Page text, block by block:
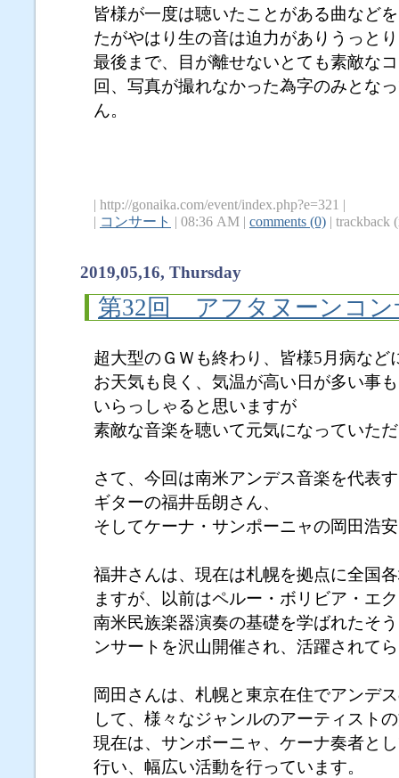
皆様が一度は聴いたことがある曲など
たがやはり生の音は迫力がありうっと
最後まで、目が離せないとても素敵な
回、写真が撮れなかった為字のみとな
ん。
| http://gonaika.com/event/index.php?e=321 |
| コンサート | 08:36 AM | comments (0) | trackback
2019,05,16, Thursday
第32回 アフタヌーンコン
超大型のＧＷも終わり、皆様5月病な
お天気も良く、気温が高い日が多い事
いらっしゃると思いますが
素敵な音楽を聴いて元気になっていた
さて、今回は南米アンデス音楽を代表
ギターの福井岳朗さん、
そしてケーナ・サンポーニャの岡田浩
福井さんは、現在は札幌を拠点に全国
ますが、以前はペルー・ボリビア・エ
南米民族楽器演奏の基礎を学ばれたそ
ンサートを沢山開催され、活躍されて
岡田さんは、札幌と東京在住でアンデ
して、様々なジャンルのアーティスト
現在は、サンボーニャ、ケーナ奏者と
行い、幅広い活動を行っています。